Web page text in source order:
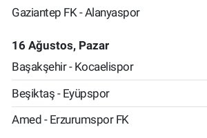
Gaziantep FK - Alanyaspor
16 Ağustos, Pazar
Başakşehir - Kocaelispor
Beşiktaş - Eyüpspor
Amed - Erzurumspor FK